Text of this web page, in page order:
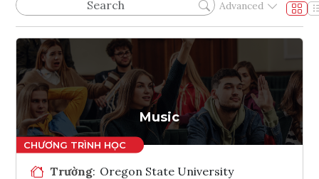
Advanced
Music
Trường: Oregon State University